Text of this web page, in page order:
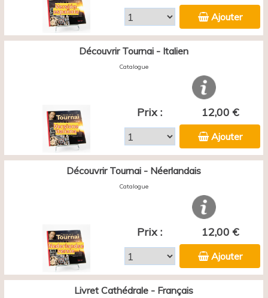
Ajouter
Découvrir Tournai - Italien
Catalogue
Prix : 12,00 €
Ajouter
Découvrir Tournai - Néerlandais
Catalogue
Prix : 12,00 €
Ajouter
Livret Cathédrale - Français